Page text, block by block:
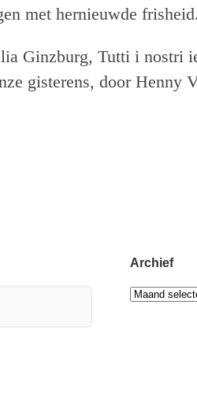
met hernieuwde frisheid.
Ginzburg, Tutti i nostri
gisterens, door Henny
Archief
Archief